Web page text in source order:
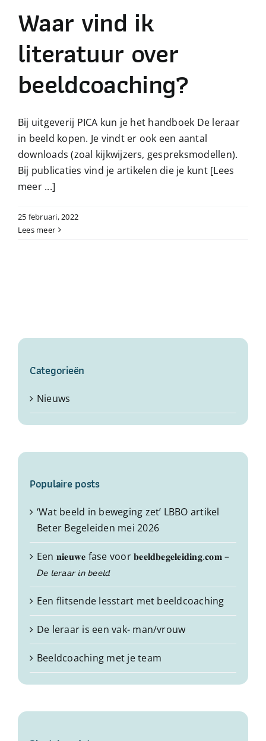
Waar vind ik
literatuur over
beeldcoaching?
Bij uitgeverij PICA kun je het handboek De leraar
in beeld kopen. Je vindt er ook een aantal
downloads (zoal kijkwijzers, gespreksmodellen).
Bij publicaties vind je artikelen die je kunt [Lees
meer ...]
25 februari, 2022
Lees meer
Categorieën
Nieuws
Populaire posts
‘Wat beeld in beweging zet’ LBBO artikel
Beter Begeleiden mei 2026
Een 𝐧𝐢𝐞𝐮𝐰𝐞 fase voor 𝐛𝐞𝐞𝐥𝐝𝐛𝐞𝐠𝐞𝐥𝐞𝐢𝐝𝐢𝐧𝐠.𝐜𝐨𝐦 –
𝘋𝘦 𝘭𝘦𝘳𝘢𝘢𝘳 𝘪𝘯 𝘣𝘦𝘦𝘭𝘥
Een flitsende lesstart met beeldcoaching
De leraar is een vak- man/vrouw
Beeldcoaching met je team